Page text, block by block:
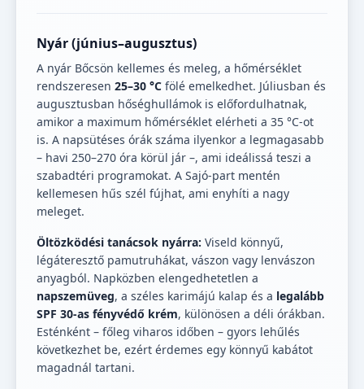
Nyár (június–augusztus)
A nyár Bőcsön kellemes és meleg, a hőmérséklet
rendszeresen 25–30 °C fölé emelkedhet. Júliusban és
augusztusban hőséghullámok is előfordulhatnak,
amikor a maximum hőmérséklet elérheti a 35 °C-ot
is. A napsütéses órák száma ilyenkor a legmagasabb
– havi 250–270 óra körül jár –, ami ideálissá teszi a
szabadtéri programokat. A Sajó-part mentén
kellemesen hűs szél fújhat, ami enyhíti a nagy
meleget.
Öltözködési tanácsok nyárra: Viseld könnyű,
légáteresztő pamutruhákat, vászon vagy lenvászon
anyagból. Napközben elengedhetetlen a
napszemüveg, a széles karimájú kalap és a legalább
SPF 30-as fényvédő krém, különösen a déli órákban.
Esténként – főleg viharos időben – gyors lehűlés
következhet be, ezért érdemes egy könnyű kabátot
magadnál tartani.